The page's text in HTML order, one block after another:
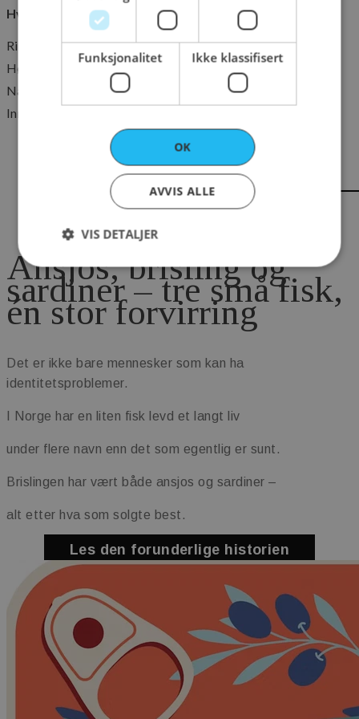
Hvorfor er sardiner sunt?
Rike på omega-3-fettsyrer
Høyt innhold av protein
Naturlig kilde til vitamin D
Inneholder kalsium fra de myke beina
Ansjos, brisling og
sardiner – tre små fisk,
én stor forvirring
Det er ikke bare mennesker som kan ha
identitetsproblemer.
I Norge har en liten fisk levd et langt liv
under flere navn enn det som egentlig er sunt.
Brislingen har vært både ansjos og sardiner –
alt etter hva som solgte best.
Les den forunderlige historien
Funksjonalitet Ikke klassifisert
OK
AVVIS ALLE
VIS DETALJER
Strengt nødvendig Ytelse
Markedsføring
Funksjonalitet
Ikke klassifisert
kjernefunksjoner på nettstedet, som
brukerinnlogging og kontoadministrasjon.
Nettstedet kan ikke brukes riktig uten strengt
_dc_gtm_UA-36529265-1
.maschmanns.no
sessionid_www.maschmanns.no www.maschmanns.no
Googles
personvernregler